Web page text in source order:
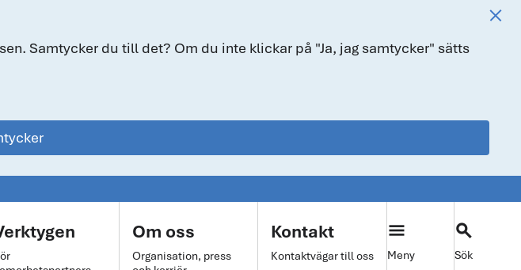
Samtycker du till det? Om du inte klickar på "Ja, jag samtycker" sätts
Om oss
Organisation, press
Kontakt
Kontaktvägar till oss
menu
Meny
search
Sök